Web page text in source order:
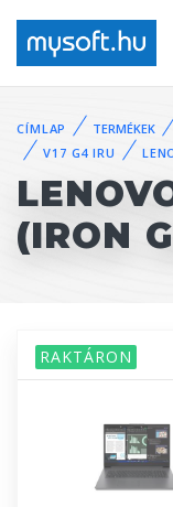
CÍMLAP TERMÉKEK
V17 G4 IRU
(IRON
RAKTÁRON